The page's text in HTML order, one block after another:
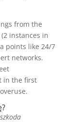
from the
instances in
points like 24/7
networks.
in the first